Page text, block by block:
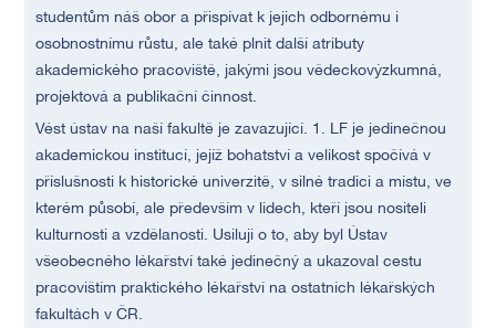
studentům náš obor a přispívat k jejich odbornému i
osobnostnímu růstu, ale také plnit další atributy
akademického pracoviště, jakými jsou vědeckovýzkumná,
projektová a publikační činnost.
Vést ústav na naší fakultě je zavazující. 1. LF je jedinečnou
akademickou institucí, jejíž bohatství a velikost spočívá v
příslušnosti k historické univerzitě, v silné tradici a místu, ve
kterém působí, ale především v lidech, kteří jsou nositeli
kulturnosti a vzdělanosti. Usiluji o to, aby byl Ústav
všeobecného lékařství také jedinečný a ukazoval cestu
pracovištím praktického lékařství na ostatních lékařských
fakultách v ČR.